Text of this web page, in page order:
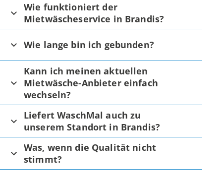
Wie funktioniert der
Mietwäscheservice in Brandis?
Wie lange bin ich gebunden?
Kann ich meinen aktuellen
Mietwäsche-Anbieter einfach
wechseln?
Liefert WaschMal auch zu
unserem Standort in Brandis?
Was, wenn die Qualität nicht
stimmt?